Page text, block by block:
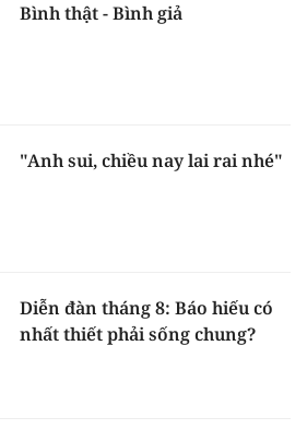
Bình thật - Bình giả
"Anh sui, chiều nay lai rai nhé"
Diễn đàn tháng 8: Báo hiếu có
nhất thiết phải sống chung?